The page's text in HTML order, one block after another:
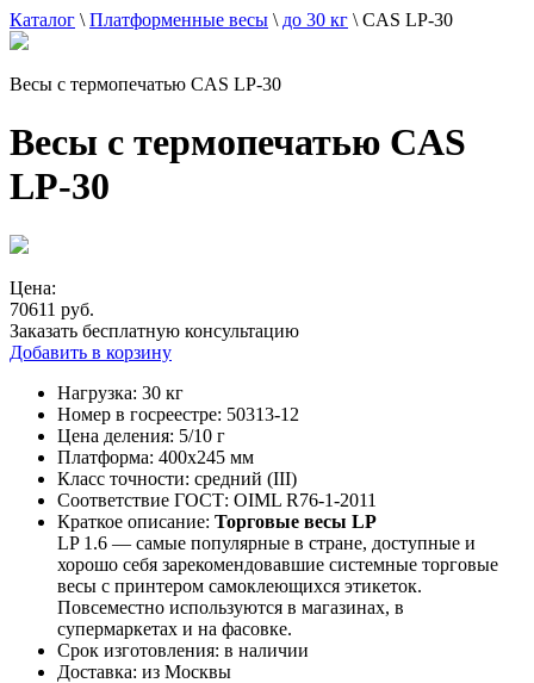
Каталог \ Платформенные весы \ до 30 кг \ CAS LP-30
Весы с термопечатью CAS LP-30
Весы с термопечатью CAS
LP-30
Цена:
70611 руб.
Заказать бесплатную консультацию
Добавить в корзину
Нагрузка: 30 кг
Номер в госреестре: 50313-12
Цена деления: 5/10 г
Платформа: 400x245 мм
Класс точности: средний (III)
Соответствие ГОСТ: OIML R76-1-2011
Краткое описание: Торговые весы LP
LP 1.6 — самые популярные в стране, доступные и
хорошо себя зарекомендовавшие системные торговые
весы с принтером самоклеющихся этикеток.
Повсеместно используются в магазинах, в
супермаркетах и на фасовке.
Срок изготовления: в наличии
Доставка: из Москвы